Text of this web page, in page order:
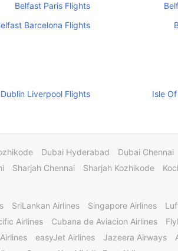
Belfast Paris Flights
Barcelona Flights
Isle
Dublin Liverpool Flights
Dubai Chennai
Dubai Hyderabad
Sharjah Kozhikode
Sharjah Chennai
Singapore Airlines
SriLankan Airlines
Cubana de Aviacion Airlines
Airlines
Jazeera Airways
easyJet Airlines